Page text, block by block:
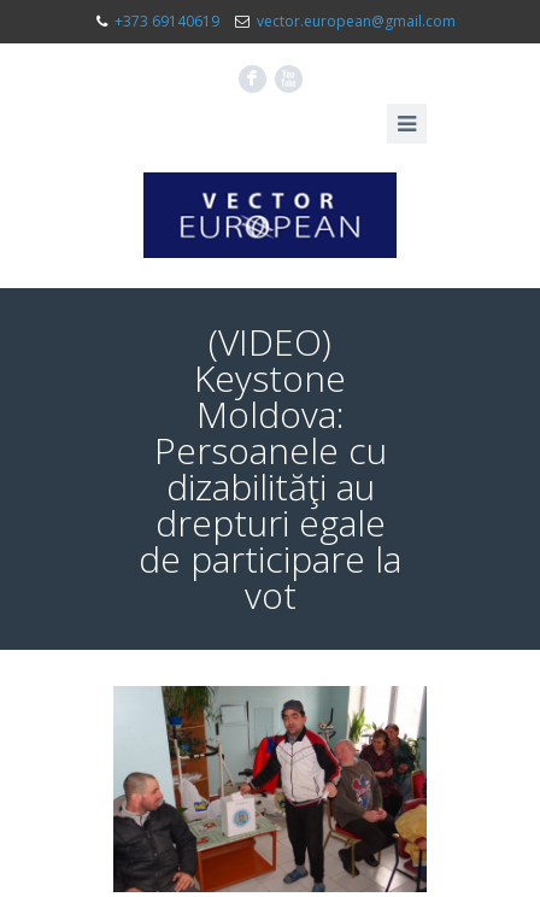
+373 69140619 vector.european@gmail.com
F X
(VIDEO)
Keystone
Moldova:
Persoanele cu
dizabilităţi au
drepturi egale
de participare la
vot